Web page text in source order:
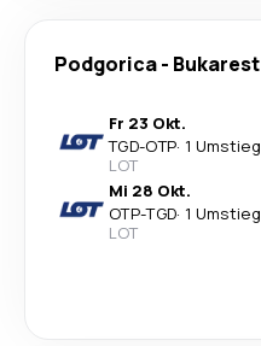
Podgorica- Bukarest
Fr 23 Okt.
TGD-OTP· 1 Umstieg
LOT
Mi 28 Okt.
OTP-TGD· 1 Umstieg
LOT